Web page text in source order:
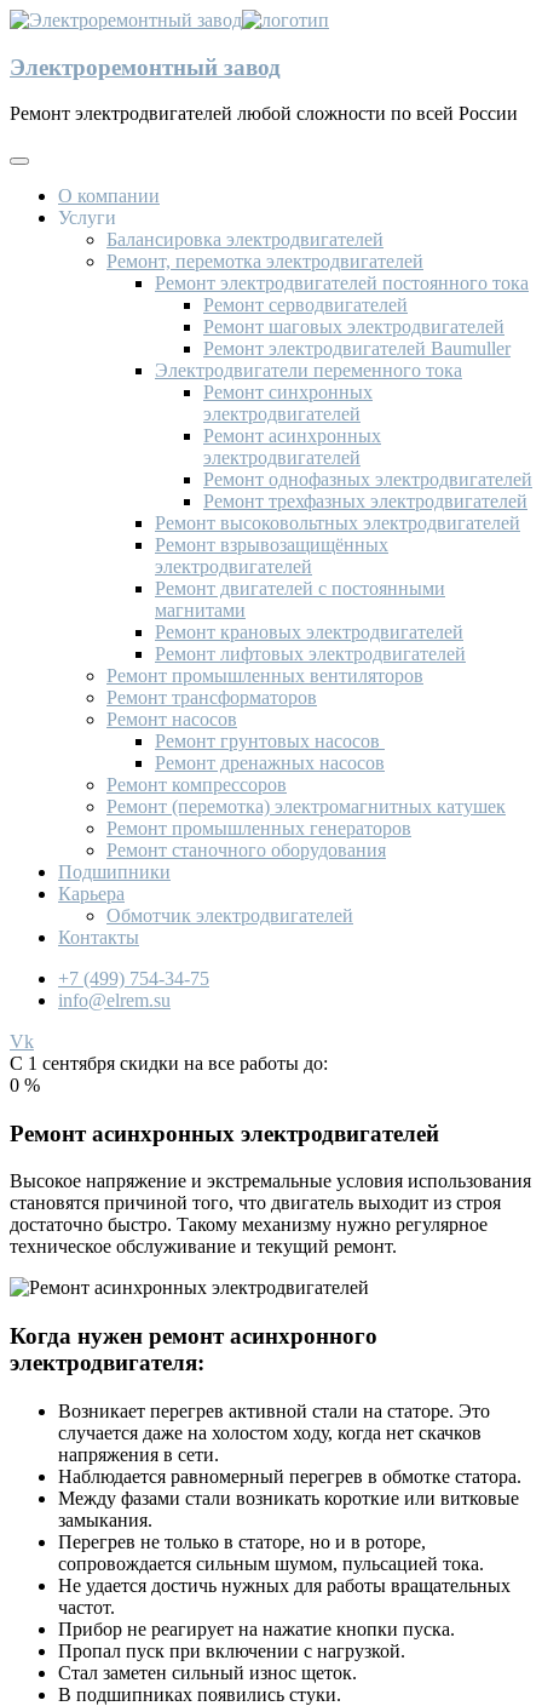
Электроремонтный завод
Ремонт электродвигателей любой сложности по всей России
О компании
Услуги
Балансировка электродвигателей
Ремонт, перемотка электродвигателей
Ремонт электродвигателей постоянного тока
Ремонт серводвигателей
Ремонт шаговых электродвигателей
Ремонт электродвигателей Baumuller
Электродвигатели переменного тока
Ремонт синхронных
электродвигателей
Ремонт асинхронных
электродвигателей
Ремонт однофазных электродвигателей
Ремонт трехфазных электродвигателей
Ремонт высоковольтных электродвигателей
Ремонт взрывозащищённых
электродвигателей
Ремонт двигателей с постоянными
магнитами
Ремонт крановых электродвигателей
Ремонт лифтовых электродвигателей
Ремонт промышленных вентиляторов
Ремонт трансформаторов
Ремонт насосов
Ремонт грунтовых насосов
Ремонт дренажных насосов
Ремонт компрессоров
Ремонт (перемотка) электромагнитных катушек
Ремонт промышленных генераторов
Ремонт станочного оборудования
Подшипники
Карьера
Обмотчик электродвигателей
Контакты
+7 (499) 754-34-75
info@elrem.su
Vk
С 1 сентября скидки на все работы до:
0 %
Ремонт асинхронных электродвигателей
Высокое напряжение и экстремальные условия использования
становятся причиной того, что двигатель выходит из строя
достаточно быстро. Такому механизму нужно регулярное
техническое обслуживание и текущий ремонт.
Когда нужен ремонт асинхронного
электродвигателя:
Возникает перегрев активной стали на статоре. Это
случается даже на холостом ходу, когда нет скачков
напряжения в сети.
Наблюдается равномерный перегрев в обмотке статора.
Между фазами стали возникать короткие или витковые
замыкания.
Перегрев не только в статоре, но и в роторе,
сопровождается сильным шумом, пульсацией тока.
Не удается достичь нужных для работы вращательных
частот.
Прибор не реагирует на нажатие кнопки пуска.
Пропал пуск при включении с нагрузкой.
Стал заметен сильный износ щеток.
В подшипниках появились стуки.